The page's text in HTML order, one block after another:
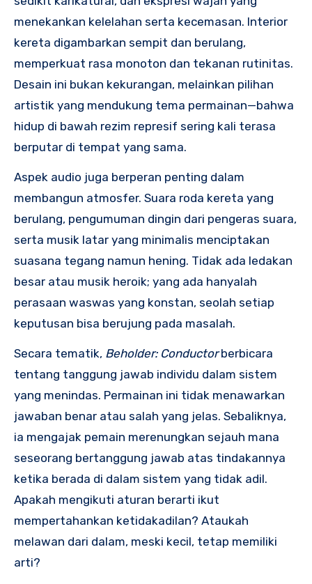
menekankan kelelahan serta kecemasan. Interior
kereta digambarkan sempit dan berulang,
memperkuat rasa monoton dan tekanan rutinitas.
Desain ini bukan kekurangan, melainkan pilihan
artistik yang mendukung tema permainan—bahwa
hidup di bawah rezim represif sering kali terasa
berputar di tempat yang sama.
Aspek audio juga berperan penting dalam
membangun atmosfer. Suara roda kereta yang
berulang, pengumuman dingin dari pengeras suara,
serta musik latar yang minimalis menciptakan
suasana tegang namun hening. Tidak ada ledakan
besar atau musik heroik; yang ada hanyalah
perasaan waswas yang konstan, seolah setiap
keputusan bisa berujung pada masalah.
Secara tematik, Beholder: Conductorberbicara
tentang tanggung jawab individu dalam sistem
yang menindas. Permainan ini tidak menawarkan
jawaban benar atau salah yang jelas. Sebaliknya,
ia mengajak pemain merenungkan sejauh mana
seseorang bertanggung jawab atas tindakannya
ketika berada di dalam sistem yang tidak adil.
Apakah mengikuti aturan berarti ikut
mempertahankan ketidakadilan? Ataukah
melawan dari dalam, meski kecil, tetap memiliki
arti?